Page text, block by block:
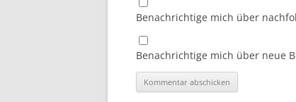
Benachrichtige mich über
Benachrichtige mich über neue